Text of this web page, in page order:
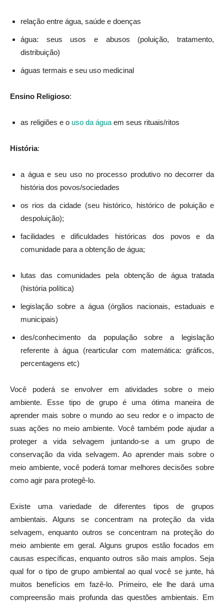
relação entre água, saúde e doenças
água: seus usos e abusos (poluição, tratamento,
distribuição)
águas termais e seu uso medicinal
Ensino Religioso:
as religiões e o uso da água em seus rituais/ritos
História:
a água e seu uso no processo produtivo no decorrer da
história dos povos/sociedades
os rios da cidade (seu histórico, histórico de poluição e
despoluição);
facilidades e dificuldades históricas dos povos e da
comunidade para a obtenção de água;
lutas das comunidades pela obtenção de água tratada
(história política)
legislação sobre a água (órgãos nacionais, estaduais e
municipais)
des/conhecimento da população sobre a legislação
referente à água (rearticular com matemática: gráficos,
percentagens etc)
Você poderá se envolver em atividades sobre o meio
ambiente. Esse tipo de grupo é uma ótima maneira de
aprender mais sobre o mundo ao seu redor e o impacto de
suas ações no meio ambiente. Você também pode ajudar a
proteger a vida selvagem juntando-se a um grupo de
conservação da vida selvagem. Ao aprender mais sobre o
meio ambiente, você poderá tomar melhores decisões sobre
como agir para protegê-lo.
Existe uma variedade de diferentes tipos de grupos
ambientais. Alguns se concentram na proteção da vida
selvagem, enquanto outros se concentram na proteção do
meio ambiente em geral. Alguns grupos estão focados em
causas específicas, enquanto outros são mais amplos. Seja
qual for o tipo de grupo ambiental ao qual você se junte, há
muitos benefícios em fazê-lo. Primeiro, ele lhe dará uma
compreensão mais profunda das questões ambientais. Em